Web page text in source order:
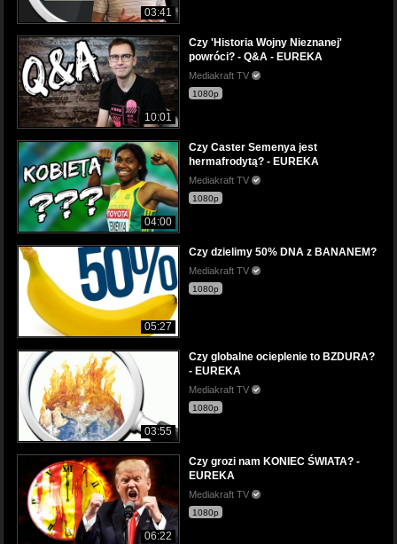
03:41
10:01
Czy 'Historia Wojny Nieznanej'
powróci? - Q&A - EUREKA
Mediakraft TV
1080p
04:00
Czy Caster Semenya jest
hermafrodytą? - EUREKA
Mediakraft TV
1080p
05:27
Czy dzielimy 50% DNA z BANANEM?
Mediakraft TV
1080p
03:55
Czy globalne ocieplenie to BZDURA?
- EUREKA
Mediakraft TV
1080p
06:22
Czy grozi nam KONIEC ŚWIATA? -
EUREKA
Mediakraft TV
1080p